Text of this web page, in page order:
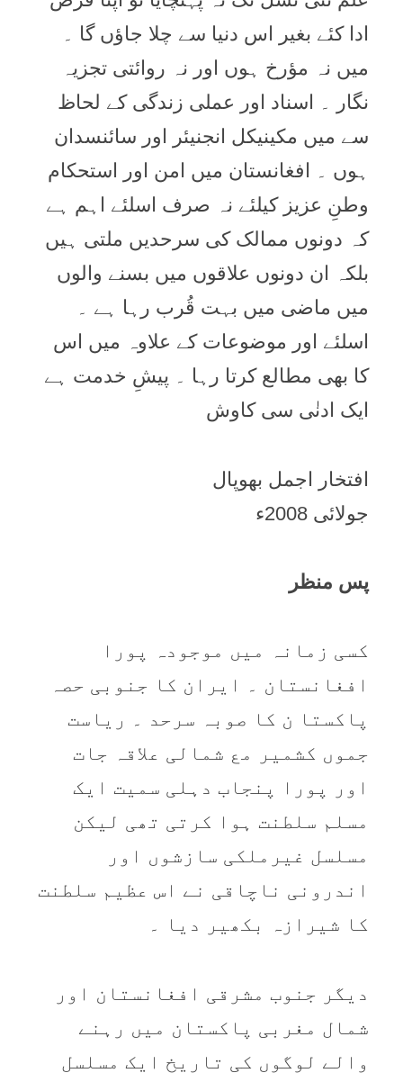
ادا کئے بغیر اس دنیا سے چلا جاؤں گا ۔
میں نہ مؤرخ ہوں اور نہ روائتی تجزیہ
نگار ۔ اسناد اور عملی زندگی کے لحاظ
سے میں مکینیکل انجنیئر اور سائنسدان
ہوں ۔ افغانستان میں امن اور استحکام
وطنِ عزیز کیلئے نہ صرف اسلئے اہم ہے
کہ دونوں ممالک کی سرحدیں ملتی ہیں
بلکہ ان دونوں علاقوں میں بسنے والوں
میں ماضی میں بہت قُرب رہا ہے ۔
اسلئے اور موضوعات کے علاوہ میں اس
کا بھی مطالع کرتا رہا ۔ پیشِ خدمت ہے
ایک ادنٰی سی کاوش
افتخار اجمل بھوپال
جولائی 2008ء
پس منظر
کسی زمانہ میں موجودہ پورا
افغانستان ۔ ایران کا جنوبی حصہ
پاکستا ن کا صوبہ سرحد ۔ ریاست
جموں کشمیر مع شمالی علاقہ جات
اور پورا پنجاب دہلی سمیت ایک
مسلم سلطنت ہوا کرتی تھی لیکن
مسلسل غیرملکی سازشوں اور
اندرونی ناچاقی نے اس عظیم سلطنت
کا شیرازہ بکھیر دیا ۔
دیگر جنوب مشرقی افغانستان اور
شمال مغربی پاکستان میں رہنے
والے لوگوں کی تاریخ ایک مسلسل